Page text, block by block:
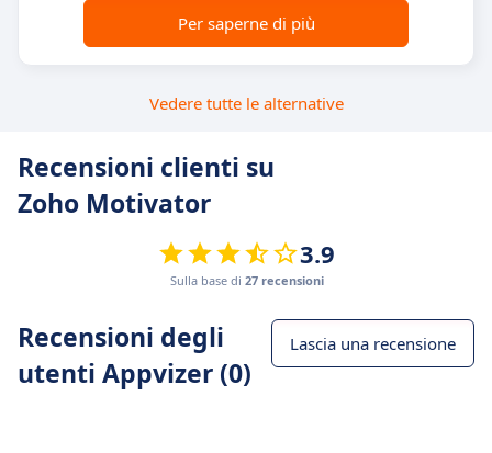
Per saperne di più
Vedere tutte le alternative
Recensioni clienti su
Zoho Motivator
3.9
Sulla base di 27 recensioni
Recensioni degli
utenti Appvizer (0)
Lascia una recensione